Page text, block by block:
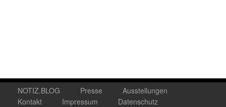
NOTIZ.BLOG Presse
Ausstellungen
Kontakt
Impressum Datenschutz